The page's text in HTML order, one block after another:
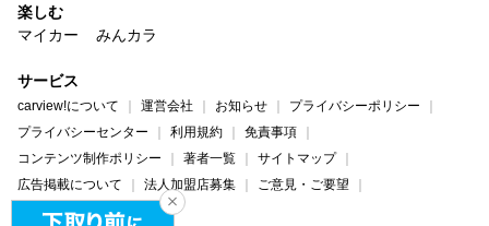
楽しむ
マイカー
みんカラ
サービス
carview!について 運営会社 お知らせ
プライバシーポリシー
プライバシーセンター
利用規約
免責事項
コンテンツ制作ポリシー
著者一覧
サイトマップ
広告掲載について
法人加盟店募集
ご意見・ご要望
ヘルプ・お問い合わせ